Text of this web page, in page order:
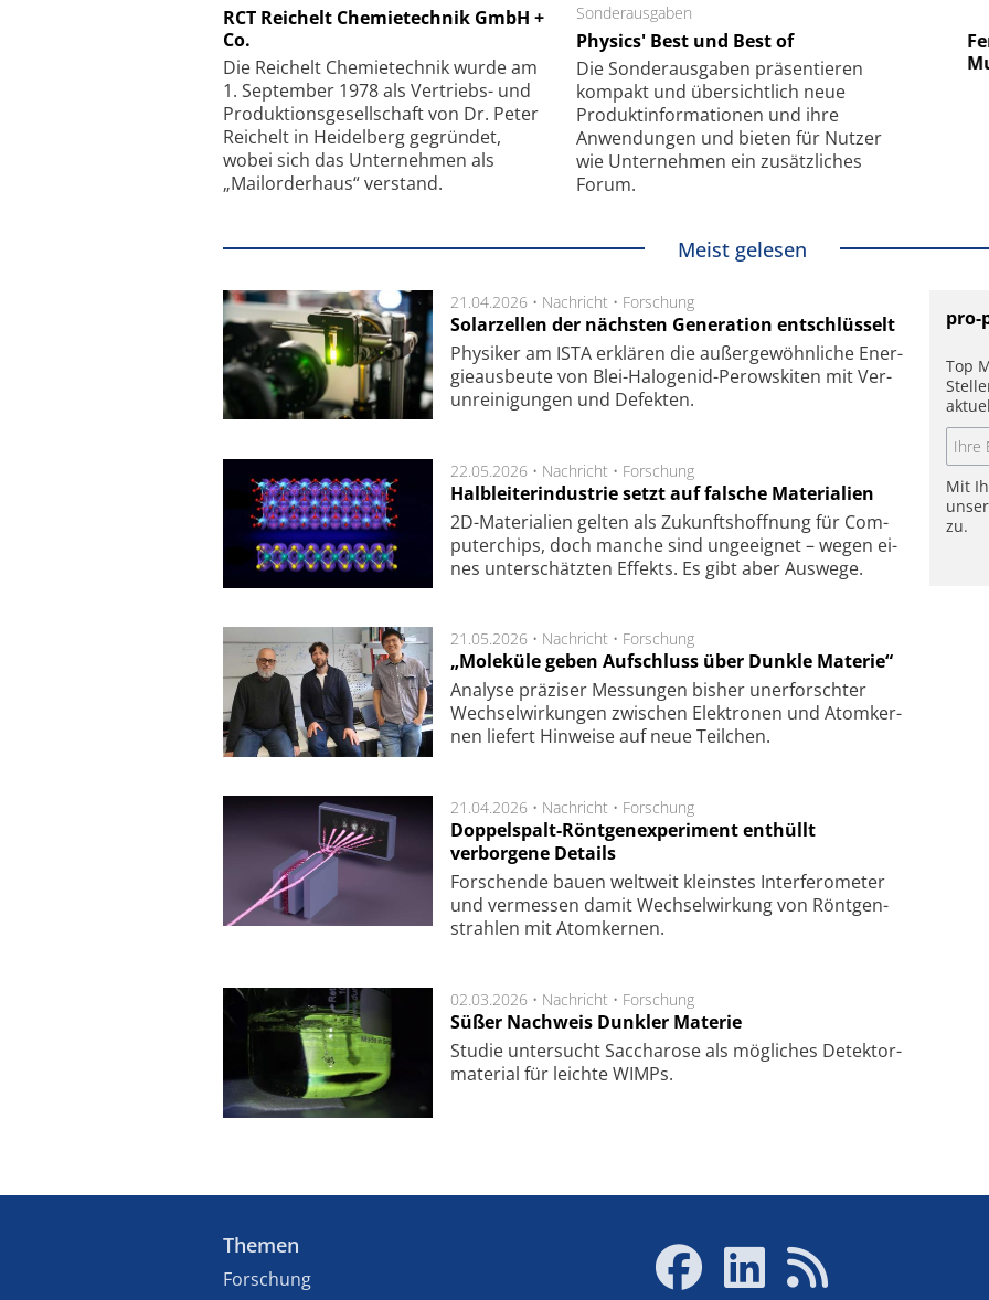
RCT Reichelt Chemietechnik GmbH +
Co.
Die Reichelt Chemietechnik wurde am
1. September 1978 als Vertriebs- und
Produktionsgesellschaft von Dr. Peter
Reichelt in Heidelberg gegründet,
wobei sich das Unternehmen als
„Mailorderhaus“ verstand.
Sonderausgaben
Physics' Best und Best of
Die Sonder­ausgaben präsentieren
kompakt und übersichtlich neue
Produkt­informationen und ihre
Anwendungen und bieten für Nutzer
wie Unternehmen ein zusätzliches
Forum.
Schäfter + Kirchhoff GmbH
Feinfokussierungsmechanismus
Elektronenmikroskopie auf
kleinstem Raum
Meist gelesen
21.04.2026 • Nachricht • Forschung
Solarzellen der nächsten Generation entschlüsselt
Physiker am ISTA er­klä­ren die außer­ge­wöhn­li­che Ener­
gie­aus­beu­te von Blei-Halo­ge­nid-Perows­ki­ten mit Ver­
unrei­ni­gung­en und De­fek­ten.
22.05.2026 • Nachricht • Forschung
Halbleiterindustrie setzt auf falsche Materialien
2D-Mate­ri­a­li­en gel­ten als Zu­kunfts­hoff­nung für Com­
pu­ter­chips, doch man­che sind un­ge­eig­net – we­gen ei­
nes un­ter­schätz­ten Ef­fekts. Es gibt aber Aus­we­ge.
21.05.2026 • Nachricht • Forschung
„Moleküle geben Aufschluss über Dunkle Materie“
Analyse prä­zi­ser Mes­sung­en bis­her un­er­for­schter
Wech­sel­wir­kung­en zwi­schen Elek­tro­nen und Atom­ker­
nen lie­fert Hin­wei­se auf neue Teil­chen.
21.04.2026 • Nachricht • Forschung
Doppelspalt-Röntgenexperiment enthüllt
verborgene Details
For­schen­de bau­en welt­weit kleins­tes In­ter­fe­ro­me­ter
und ver­mes­sen da­mit Wech­sel­wir­kung von Rönt­gen­
strah­len mit Atom­ker­nen.
02.03.2026 • Nachricht • Forschung
Süßer Nachweis Dunkler Materie
Studie unter­sucht Saccha­ro­se als mög­li­ches De­tek­tor­
ma­te­rial für leich­te WIMPs.
pro-
Top
Mit
zu.
Themen
Forschung